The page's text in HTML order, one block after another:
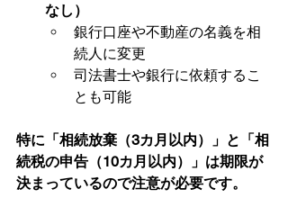
なし）
銀行口座や不動産の名義を相
続人に変更
司法書士や銀行に依頼するこ
とも可能
特に「相続放棄（3カ月以内）」と「相
続税の申告（10カ月以内）」は期限が
決まっているので注意が必要です。